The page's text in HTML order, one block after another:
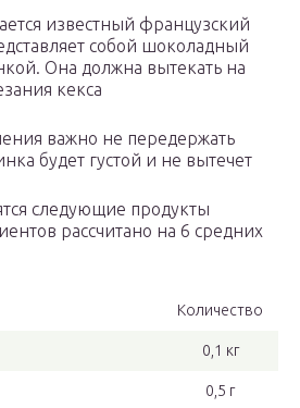
известный французский
собой шоколадный
Она должна вытекать на
кекса
важно не передержать
будет густой и не вытечет
следующие продукты
рассчитано на 6 средних
Количество
0,1 кг
0,5 г